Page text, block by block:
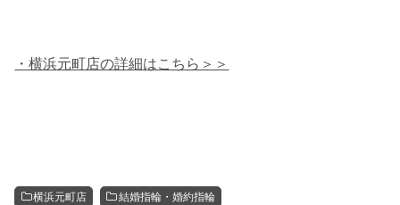
・横浜元町店の詳細はこちら＞＞
横浜元町店 結婚指輪・婚約指輪